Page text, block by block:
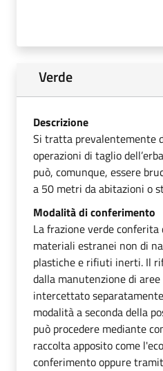
Verde
Descrizione
Si tratta prevalentemente
operazioni di taglio
può, comunque, essere
a 50 metri da abitazioni o
Modalità di conferimento
La frazione verde conferita
materiali estranei non di
plastiche e rifiuti inerti. Il
dalla manutenzione di
intercettato
modalità a seconda della
può procedere mediante
raccolta apposito come
conferimento oppure